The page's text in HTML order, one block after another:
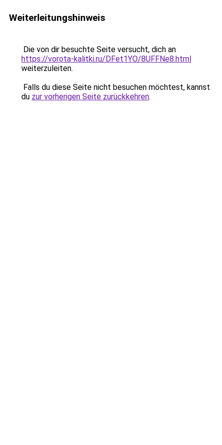
Weiterleitungshinweis
Die von dir besuchte Seite versucht, dich an
https://vorota-kalitki.ru/DFet1YO/8UFFNe8.html
weiterzuleiten.
Falls du diese Seite nicht besuchen möchtest, kannst
du zur vorherigen Seite zurückkehren.